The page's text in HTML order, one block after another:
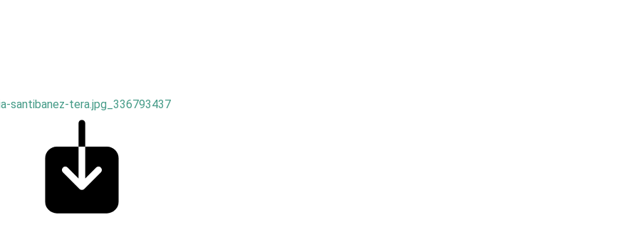
santibanez-tera.jpg_336793437